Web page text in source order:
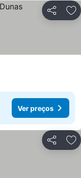
Partilhar
Ver preços
Partilhar